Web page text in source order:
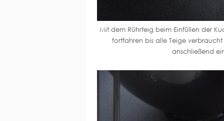
Mit dem Rührteig beim Einfüllen der
fortfahren bis alle Teige
anschließend